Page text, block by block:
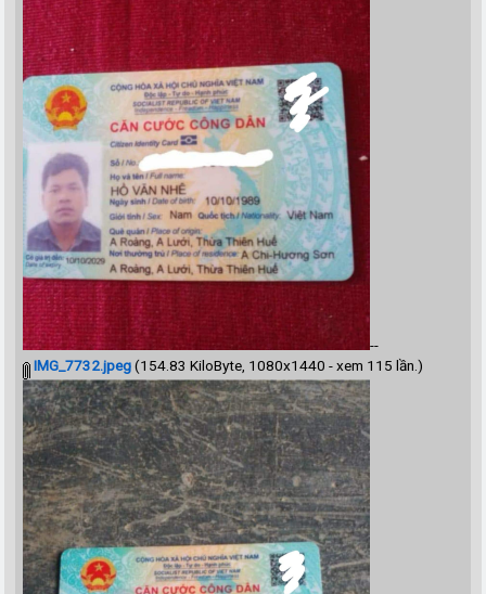
--
IMG_7732.jpeg(154.83 KiloByte, 1080x1440 - xem 115 lần.)